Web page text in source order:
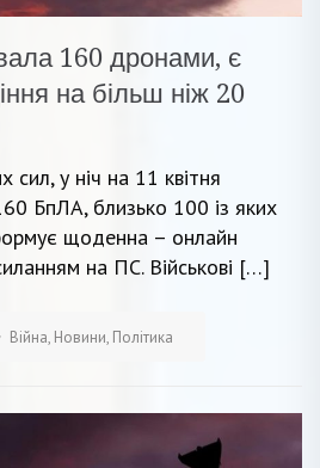
160 дронами, є
на більш ніж 20
у ніч на 11 квітня
БпЛА, близько 100 із яких
щоденна – онлайн
на ПС. Військові […]
Війна, Новини, Політика